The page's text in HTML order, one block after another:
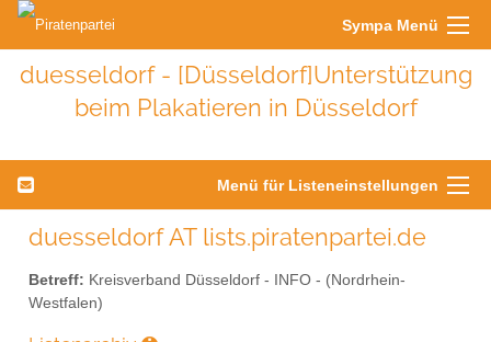
Sympa Menü
duesseldorf - [Düsseldorf]Unterstützung
beim Plakatieren in Düsseldorf
Menü für Listeneinstellungen
duesseldorf AT lists.piratenpartei.de
Betreff: Kreisverband Düsseldorf - INFO - (Nordrhein-
Westfalen)